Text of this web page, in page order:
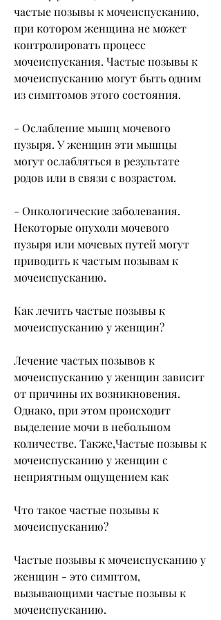
частые позывы к мочеиспусканию,
при котором женщина не может
контролировать процесс
мочеиспускания. Частые позывы к
мочеиспусканию могут быть одним
из симптомов этого состояния.
- Ослабление мышц мочевого
пузыря. У женщин эти мышцы
могут ослабляться в результате
родов или в связи с возрастом.
- Онкологические заболевания.
Некоторые опухоли мочевого
пузыря или мочевых путей могут
приводить к частым позывам к
мочеиспусканию.
Как лечить частые позывы к
мочеиспусканию у женщин?
Лечение частых позывов к
мочеиспусканию у женщин зависит
от причины их возникновения.
Однако, при этом происходит
выделение мочи в небольшом
количестве. Также,Частые позывы к
мочеиспусканию у женщин с
неприятным ощущением как
Что такое частые позывы к
мочеиспусканию?
Частые позывы к мочеиспусканию у
женщин - это симптом,
вызывающими частые позывы к
мочеиспусканию.